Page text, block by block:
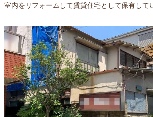
室内をリフォームして賃貸住宅として保有して